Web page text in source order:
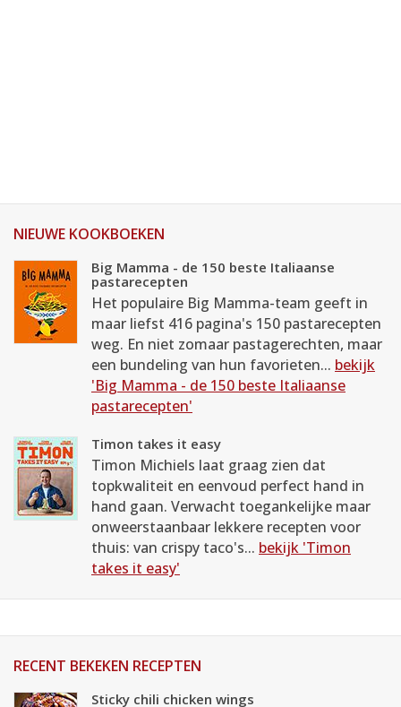
NIEUWE KOOKBOEKEN
Big Mamma - de 150 beste Italiaanse
pastarecepten
Het populaire Big Mamma-team geeft in
maar liefst 416 pagina's 150 pastarecepten
weg. En niet zomaar pastagerechten, maar
een bundeling van hun favorieten... bekijk
'Big Mamma - de 150 beste Italiaanse
pastarecepten'
Timon takes it easy
Timon Michiels laat graag zien dat
topkwaliteit en eenvoud perfect hand in
hand gaan. Verwacht toegankelijke maar
onweerstaanbaar lekkere recepten voor
thuis: van crispy taco's... bekijk 'Timon
takes it easy'
RECENT BEKEKEN RECEPTEN
Sticky chili chicken wings